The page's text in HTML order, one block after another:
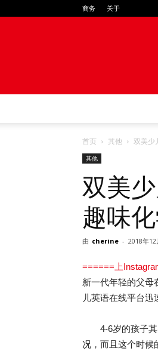
商务 关于
首页 其他 双美少
其他
双美
趣味
由 cherine - 2018年12
======上
新一代年轻的父母
儿英语在线平台迅
4-6岁的孩子其
况，而且这个时候